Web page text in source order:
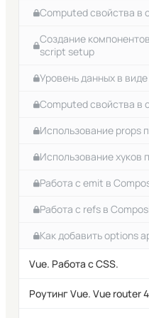
Событие отправки
Задачи на работу с
style
Задачи на работу со
Использование
шаблоне
компоненте
компонента Vue
Как дать
Computed свойства в
Создание
script setup
Уровень данных в
Computed свойства в
Использование props
Использование хуков
Работа с emit в
Работа с refs в
Как добавить options
Vue. Работа с CSS.
Основы работы с CSS
Роутинг Vue. Vue router